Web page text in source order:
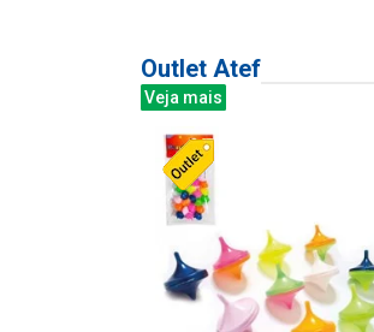
Outlet Atef
Veja mais